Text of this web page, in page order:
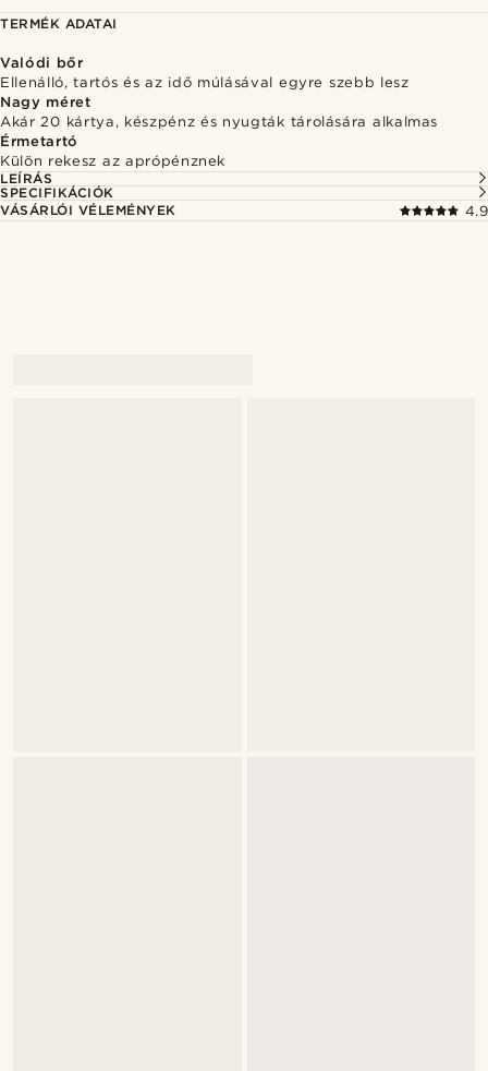
TERMÉK ADATAI
Valódi bőr
Ellenálló, tartós és az idő múlásával egyre szebb lesz
Nagy méret
Akár 20 kártya, készpénz és nyugták tárolására alkalmas
Érmetartó
Külön rekesz az aprópénznek
LEÍRÁS
SPECIFIKÁCIÓK
VÁSÁRLÓI VÉLEMÉNYEK
4.9